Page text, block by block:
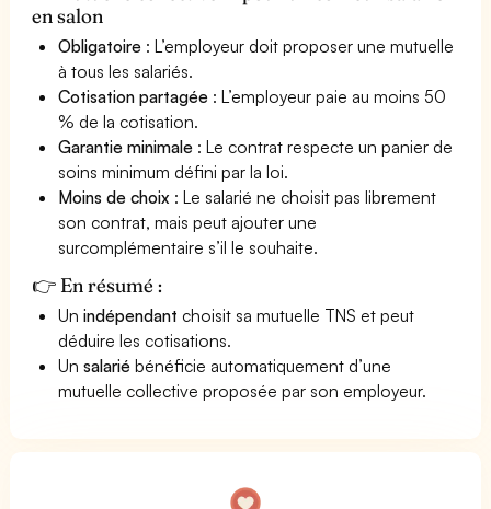
en salon
Obligatoire : L’employeur doit proposer une mutuelle
à tous les salariés.
Cotisation partagée : L’employeur paie au moins 50
% de la cotisation.
Garantie minimale : Le contrat respecte un panier de
soins minimum défini par la loi.
Moins de choix : Le salarié ne choisit pas librement
son contrat, mais peut ajouter une
surcomplémentaire s’il le souhaite.
👉 En résumé :
Unindépendant choisit sa mutuelle TNS et peut
déduire les cotisations.
Unsalarié bénéficie automatiquement d’une
mutuelle collective proposée par son employeur.